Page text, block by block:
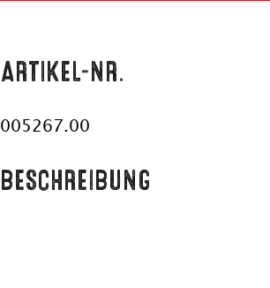
ARTIKEL-NR.
005267.00
BESCHREIBUNG